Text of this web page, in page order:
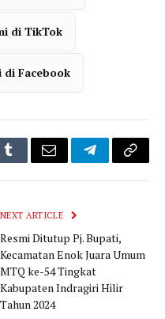
di TikTok
di Facebook
TumblrEmail TelegramCopy
NEXT ARTICLE
Resmi Ditutup Pj. Bupati,
Kecamatan Enok Juara Umum
MTQ ke-54 Tingkat
Kabupaten Indragiri Hilir
Tahun 2024